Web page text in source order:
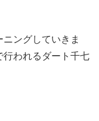
ングしていきま
行われるダート千七